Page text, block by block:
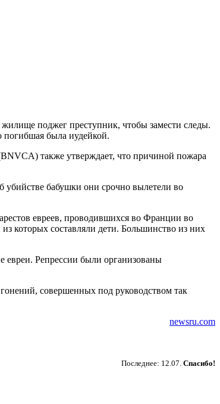
поджег преступник, чтобы замести следы.
была иудейкой.
также утверждает, что причиной пожара
убийстве бабушки они срочно вылетели во
евреев, проводившихся во Франции во
которых составляли дети. Большинство из них
Репрессии были организованы
совершенных под руководством так
newsru.com
Последнее: 12.07. Спасибо!